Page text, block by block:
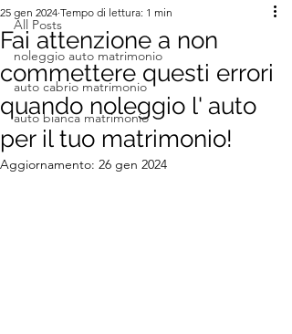
All Posts
noleggio auto matrimonio
auto cabrio matrimonio
auto bianca matrimonio
Fai attenzione a non
commettere questi errori
quando noleggio l' auto
per il tuo matrimonio!
25 gen 2024 Tempo di lettura: 1 min
Aggiornamento: 26 gen 2024